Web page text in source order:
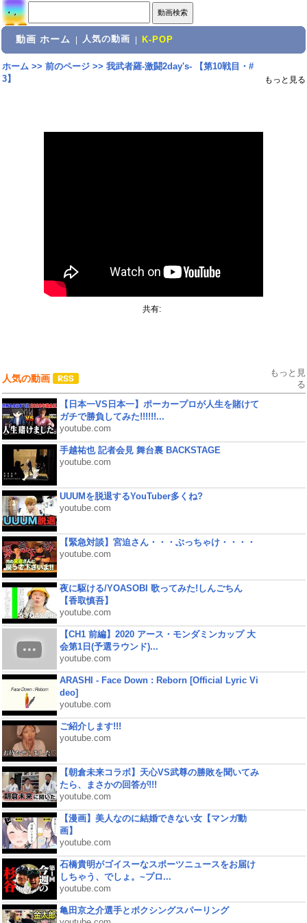
動画 ホーム 人気の動画 K-POP
ホーム>> 前のページ>> 我武者羅-激闘2day's- 【第10戦目・#
3】
もっと見る
共有:
人気の動画
もっと見
る
【日本一VS日本一】ポーカープロが人生を賭けて
ガチで勝負してみた!!!!!!...
youtube.com
手越祐也 記者会見 舞台裏 BACKSTAGE
youtube.com
UUUMを脱退するYouTuber多くね?
youtube.com
【緊急対談】宮迫さん・・・ぶっちゃけ・・・・
youtube.com
夜に駆ける/YOASOBI 歌ってみた!しんごちん
【香取慎吾】
youtube.com
【CH1 前編】2020 アース・モンダミンカップ 大
会第1日(予選ラウンド)...
youtube.com
ARASHI - Face Down : Reborn [Official Lyric Vi
deo]
youtube.com
ご紹介します!!!
youtube.com
【朝倉未来コラボ】天心VS武尊の勝敗を聞いてみ
たら、まさかの回答が!!!
youtube.com
【漫画】美人なのに結婚できない女【マンガ動
画】
youtube.com
石橋貴明がゴイスーなスポーツニュースをお届け
しちゃう、でしょ。~プロ...
youtube.com
亀田京之介選手とボクシングスパーリング